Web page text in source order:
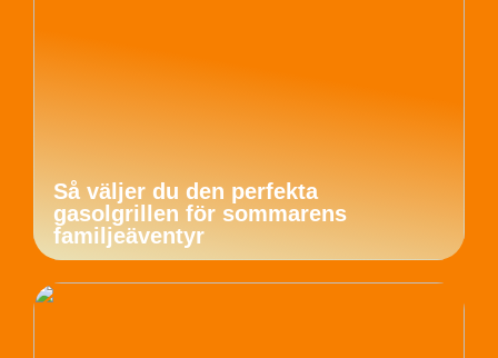
Så väljer du den perfekta
gasolgrillen för sommarens
familjeäventyr